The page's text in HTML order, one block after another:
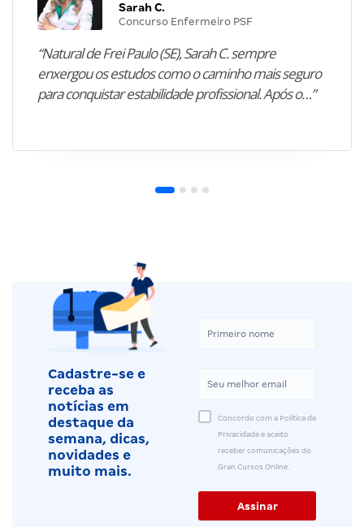
Sarah C.
Concurso Enfermeiro PSF
“Natural de Frei Paulo (SE), Sarah C. sempre
enxergou os estudos como o caminho mais seguro
para conquistar estabilidade profissional. Após o…”
Cadastre-se e
receba as
notícias em
destaque da
semana, dicas,
novidades e
muito mais.
Concordo com a Política de
Privacidade e aceito
receber comunicações do
Gran Cursos Online.